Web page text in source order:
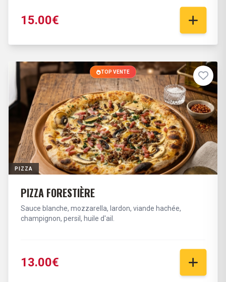
15.00€
PIZZA
TOP VENTE
PIZZA FORESTIÈRE
Sauce blanche, mozzarella, lardon, viande hachée,
champignon, persil, huile d'ail.
13.00€